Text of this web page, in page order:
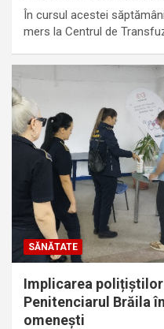
În cursul acestei
mers la Centrul de
SĂNĂTATE
Implicarea
Penitenciarul Brăila
omenești